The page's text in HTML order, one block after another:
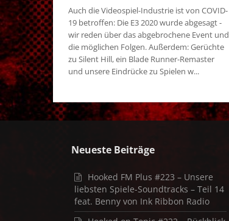
Auch die Videospiel-Industrie ist von COVID-
19 betroffen: Die E3 2020 wurde abgesagt -
wir reden über das abgebrochene Event und
die möglichen Folgen. Außerdem: Gerüchte
zu Silent Hill, ein Blade Runner-Remaster
und unsere Eindrücke zu Spielen w...
Neueste Beiträge
Hooked FM Plus #223 – Unsere
liebsten Spiele-Soundtracks – Teil 14
feat. Benny von Ink Ribbon Radio